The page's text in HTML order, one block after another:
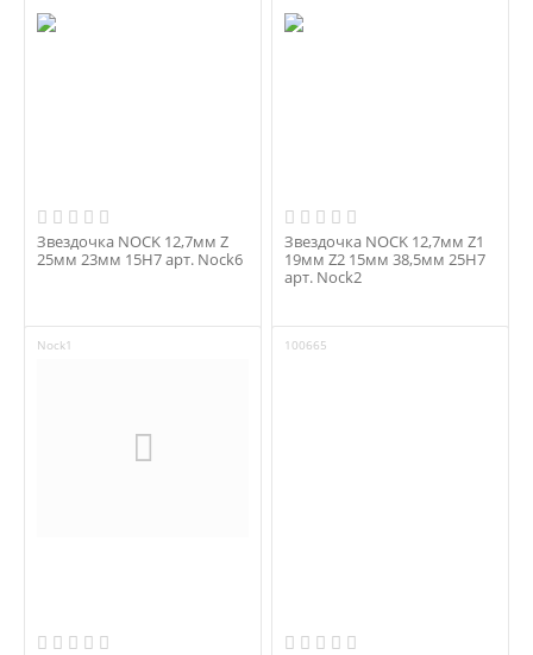
Звездочка NOCK 12,7мм Z
25мм 23мм 15H7 арт. Nock6
Звездочка NOCK 12,7мм Z1
19мм Z2 15мм 38,5мм 25H7
арт. Nock2
Nock1 100665